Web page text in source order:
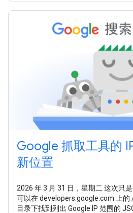
Google 抓取工具的
新位置
2026 年 3 月 31 日，星期二 这次只
可以在 developers.google.com 上
目录下找到列出 Google IP 范围的